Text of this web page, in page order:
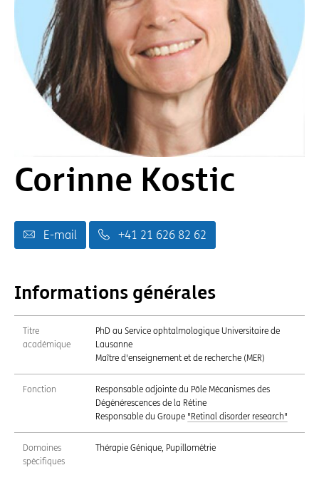
Corinne Kostic
E-mail +41 21 626 82 62
Informations générales
Titre
académique
PhD au Service ophtalmologique Universitaire de
Lausanne
Maître d'enseignement et de recherche (MER)
Fonction
Responsable adjointe du Pôle Mécanismes des
Dégénérescences de la Rétine
Responsable du Groupe "Retinal disorder research"
Domaines
spécifiques
Thérapie Génique, Pupillométrie